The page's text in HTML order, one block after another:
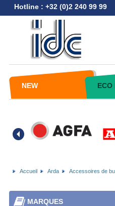
Hotline : +32 (0)2 240 99 99
NEW ECO
Accueil Arda Accessoires de
MARQUES